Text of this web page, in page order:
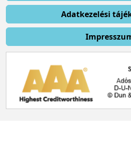
Adatkezelési